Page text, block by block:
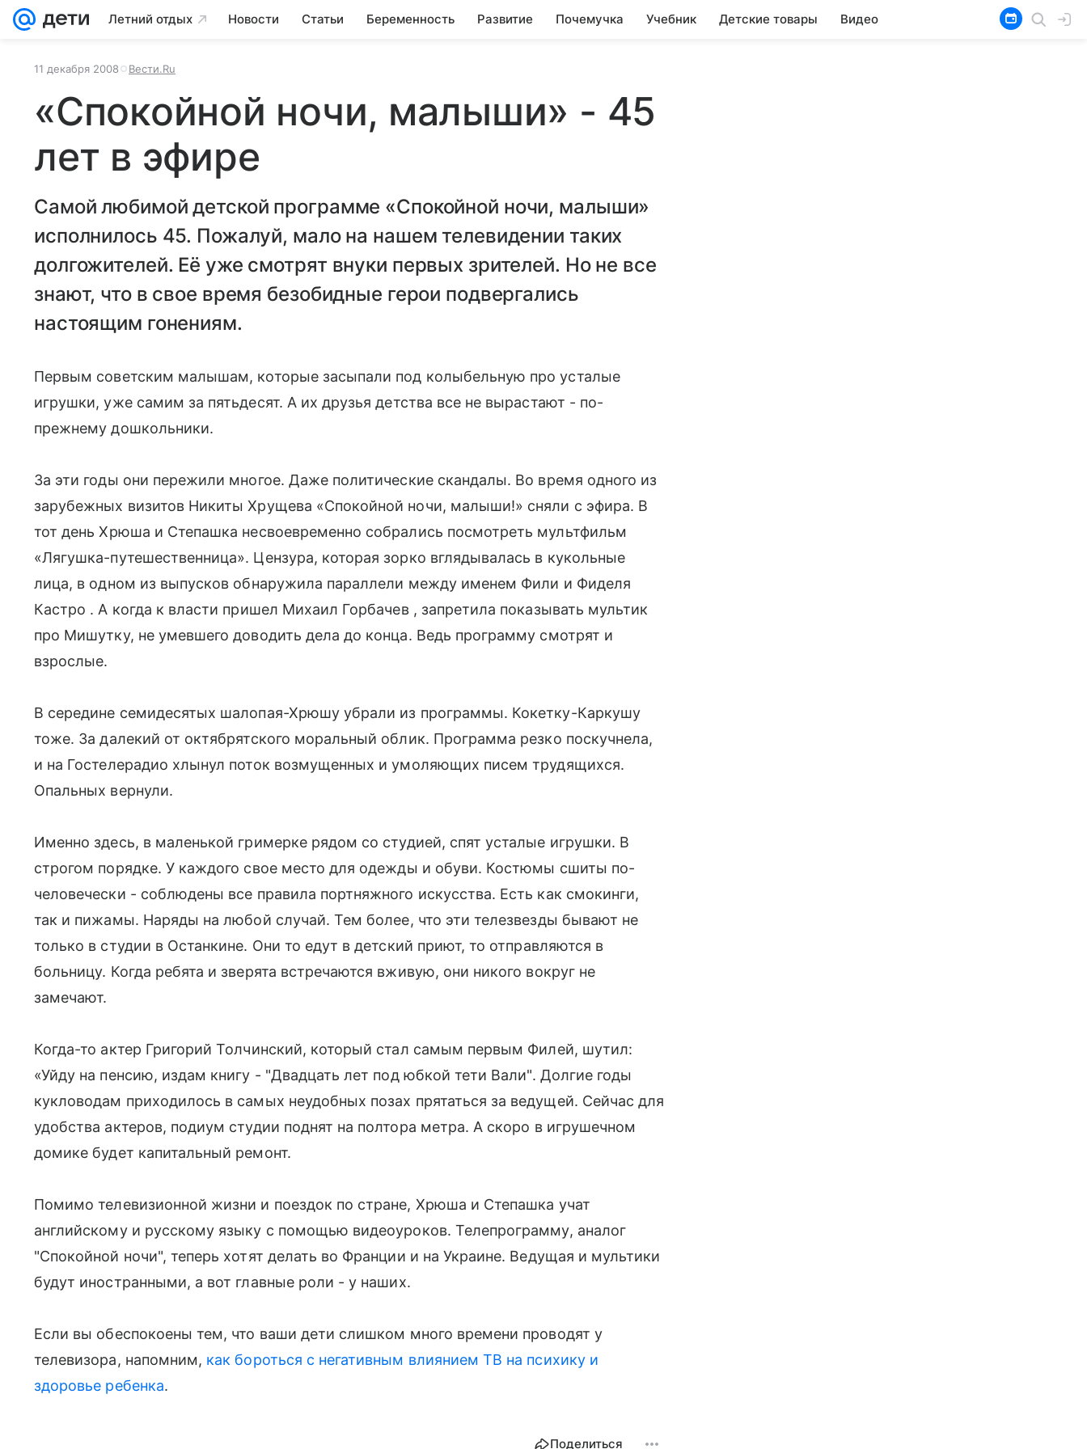
Летний отдых Новости Статьи Беременность Развитие Почемучка Учебник Детские товары Видео
11 декабря 2008 Вести.Ru
«Спокойной ночи, малыши» - 45
лет в эфире
Самой любимой детской программе «Спокойной ночи, малыши»
исполнилось 45. Пожалуй, мало на нашем телевидении таких
долгожителей. Её уже смотрят внуки первых зрителей. Но не все
знают, что в свое время безобидные герои подвергались
настоящим гонениям.
Первым советским малышам, которые засыпали под колыбельную про усталые
игрушки, уже самим за пятьдесят. А их друзья детства все не вырастают - по-
прежнему дошкольники.
За эти годы они пережили многое. Даже политические скандалы. Во время одного из
зарубежных визитов Никиты Хрущева «Спокойной ночи, малыши!» сняли с эфира. В
тот день Хрюша и Степашка несвоевременно собрались посмотреть мультфильм
«Лягушка-путешественница». Цензура, которая зорко вглядывалась в кукольные
лица, в одном из выпусков обнаружила параллели между именем Фили и Фиделя
Кастро . А когда к власти пришел Михаил Горбачев , запретила показывать мультик
про Мишутку, не умевшего доводить дела до конца. Ведь программу смотрят и
взрослые.
В середине семидесятых шалопая-Хрюшу убрали из программы. Кокетку-Каркушу
тоже. За далекий от октябрятского моральный облик. Программа резко поскучнела,
и на Гостелерадио хлынул поток возмущенных и умоляющих писем трудящихся.
Опальных вернули.
Именно здесь, в маленькой гримерке рядом со студией, спят усталые игрушки. В
строгом порядке. У каждого свое место для одежды и обуви. Костюмы сшиты по-
человечески - соблюдены все правила портняжного искусства. Есть как смокинги,
так и пижамы. Наряды на любой случай. Тем более, что эти телезвезды бывают не
только в студии в Останкине. Они то едут в детский приют, то отправляются в
больницу. Когда ребята и зверята встречаются вживую, они никого вокруг не
замечают.
Когда-то актер Григорий Толчинский, который стал самым первым Филей, шутил:
«Уйду на пенсию, издам книгу - "Двадцать лет под юбкой тети Вали". Долгие годы
кукловодам приходилось в самых неудобных позах прятаться за ведущей. Сейчас для
удобства актеров, подиум студии поднят на полтора метра. А скоро в игрушечном
домике будет капитальный ремонт.
Помимо телевизионной жизни и поездок по стране, Хрюша и Степашка учат
английскому и русскому языку с помощью видеоуроков. Телепрограмму, аналог
"Спокойной ночи", теперь хотят делать во Франции и на Украине. Ведущая и мультики
будут иностранными, а вот главные роли - у наших.
Если вы обеспокоены тем, что ваши дети слишком много времени проводят у
телевизора, напомним, как бороться с негативным влиянием ТВ на психику и
здоровье ребенка.
Поделиться